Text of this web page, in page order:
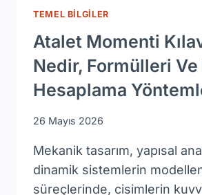
TEMEL BILGILER
Atalet Momenti
Nedir, Formülleri
Hesaplama
26 Mayıs 2026
Mekanik tasarım, yapısal
dinamik sistemlerin
süreçlerinde, cisimlerin